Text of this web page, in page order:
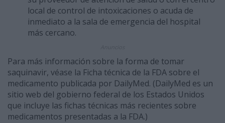
local de control de intoxicaciones o acuda de
inmediato a la sala de emergencia del hospital
más cercano.
Para más información sobre la forma de tomar
saquinavir, véase la Ficha técnica de la FDA sobre el
medicamento publicada por DailyMed. (DailyMed es un
sitio web del gobierno federal de los Estados Unidos
que incluye las fichas técnicas más recientes sobre
medicamentos presentadas a la FDA.)